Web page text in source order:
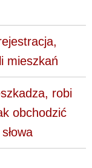
mieszkań
robi
obchodzić